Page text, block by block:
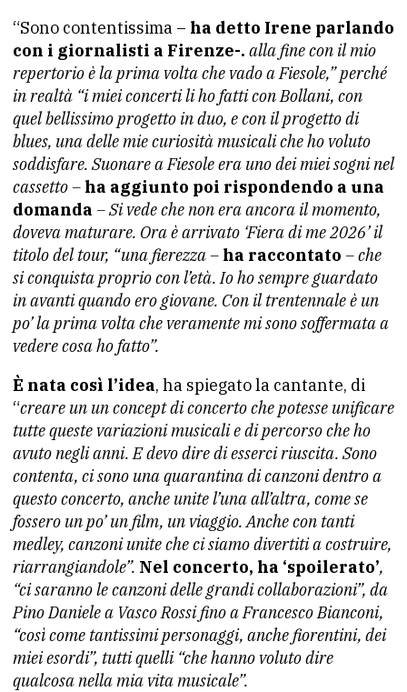
“Sono contentissima – ha detto Irene parlando
con i giornalisti a Firenze-. alla fine con il mio
repertorio è la prima volta che vado a Fiesole,” perché
in realtà “i miei concerti li ho fatti con Bollani, con
quel bellissimo progetto in duo, e con il progetto di
blues, una delle mie curiosità musicali che ho voluto
soddisfare. Suonare a Fiesole era uno dei miei sogni nel
cassetto – ha aggiunto poi rispondendo a una
domanda – Si vede che non era ancora il momento,
doveva maturare. Ora è arrivato ‘Fiera di me 2026’ il
titolo del tour, “una fierezza – ha raccontato – che
si conquista proprio con l’età. Io ho sempre guardato
in avanti quando ero giovane. Con il trentennale è un
po’ la prima volta che veramente mi sono soffermata a
vedere cosa ho fatto”.
È nata così l’idea, ha spiegato la cantante, di
“creare un un concept di concerto che potesse unificare
tutte queste variazioni musicali e di percorso che ho
avuto negli anni. E devo dire di esserci riuscita. Sono
contenta, ci sono una quarantina di canzoni dentro a
questo concerto, anche unite l’una all’altra, come se
fossero un po’ un film, un viaggio. Anche con tanti
medley, canzoni unite che ci siamo divertiti a costruire,
riarrangiandole”. Nel concerto, ha ‘spoilerato’,
“ci saranno le canzoni delle grandi collaborazioni”, da
Pino Daniele a Vasco Rossi fino a Francesco Bianconi,
“così come tantissimi personaggi, anche fiorentini, dei
miei esordi”, tutti quelli “che hanno voluto dire
qualcosa nella mia vita musicale”.